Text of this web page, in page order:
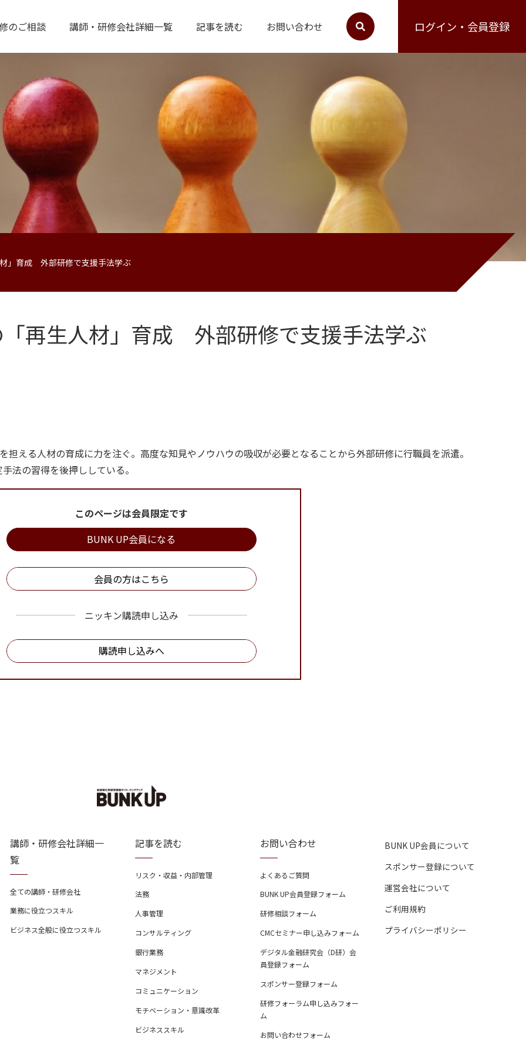
のご相談 講師・研修会社詳細一覧 記事を読む お問い合わせ ログイン・会員登録
」育成 外部研修で支援手法学ぶ
再生人材」育成 外部研修で支援手法学ぶ
える人材の育成に力を注ぐ。高度な知見やノウハウの吸収が必要となることから外部研修に行職員を派遣。
法の習得を後押ししている。
このページは会員限定です
BUNK UP会員になる
会員の方はこちら
ニッキン購読申し込み
購読申し込みへ
講師・研修会社詳細一
覧
全ての講師・研修会社
業務に役立つスキル
ビジネス全般に役立つスキル
記事を読む
リスク・収益・内部管理
法務
人事管理
コンサルティング
銀行業務
マネジメント
コミュニケーション
モチベーション・意識改革
ビジネススキル
お問い合わせ
よくあるご質問
BUNK UP会員登録フォーム
研修相談フォーム
CMCセミナー申し込みフォーム
デジタル金融研究会（D研）会
員登録フォーム
スポンサー登録フォーム
研修フォーラム申し込みフォー
ム
お問い合わせフォーム
BUNK UP会員について
スポンサー登録について
運営会社について
ご利用規約
プライバシーポリシー